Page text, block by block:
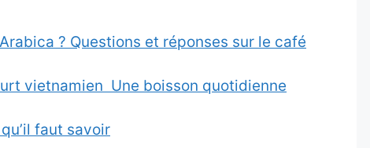
? Questions et réponses sur le café
vietnamien Une boisson quotidienne
faut savoir